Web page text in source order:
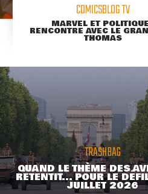
COMICSBLOG TV
MARVEL ET
RENCONTRE AVEC LE
THOMAS
TRASHBAG
QUAND LE THÈME DES
RETENTIT... POUR LE
JUILLET 2026